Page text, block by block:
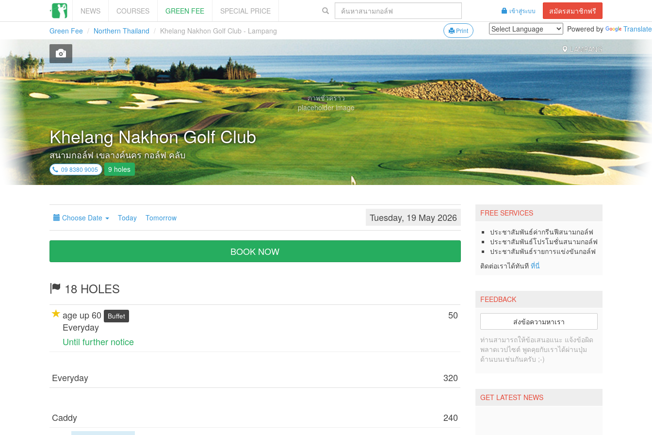
เข้าสู่ระบบ สมัครสมาชิกฟรี
NEWS COURSES GREEN FEE
SPECIAL PRICE
Powered by
Translate
Print
Green Fee Northern Thailand
Khelang Nakhon Golf Club - Lampang
LAMPANG
ภาพชั่วคราว
placeholder image
Khelang Nakhon Golf Club
สนามกอล์ฟ เขลางค์นคร กอล์ฟ คลับ
09 8380 9005 9 holes
Choose Date Today Tomorrow Tuesday, 19 May 2026
BOOK NOW
18 HOLES
age up 60 Buffet
Everyday
Until further notice
50
Everyday 320
Caddy
240
FREE SERVICES
ประชาสัมพันธ์ค่ากรีนฟีสนามกอล์ฟ
ประชาสัมพันธ์โปรโมชั่นสนามกอล์ฟ
ประชาสัมพันธ์รายการแข่งขันกอล์ฟ
ติดต่อเราได้ทันที ที่นี่
FEEDBACK
ส่งข้อความหาเรา
ท่านสามารถให้ข้อเสนอแนะ แจ้งข้อผิด
พลาดเวปไซต์ พูดคุยกับเราได้ผ่านปุ่ม
ด้านบนเช่นกันครับ ;-)
GET LATEST NEWS